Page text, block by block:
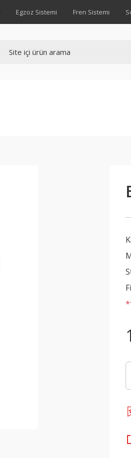
Egzoz Sistemi Fren Sistemi
*